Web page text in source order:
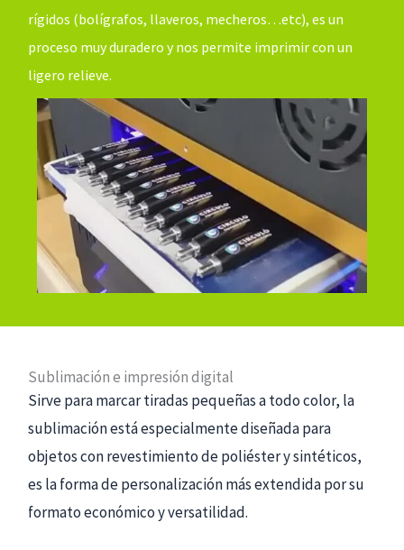
rígidos (bolígrafos, llaveros, mecheros…etc), es un
proceso muy duradero y nos permite imprimir con un
ligero relieve.
Sublimación e impresión digital
Sirve para marcar tiradas pequeñas a todo color, la
sublimación está especialmente diseñada para
objetos con revestimiento de poliéster y sintéticos,
es la forma de personalización más extendida por su
formato económico y versatilidad.